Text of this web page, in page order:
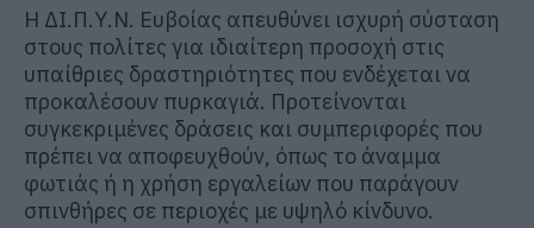
Η ΔΙ.Π.Υ.Ν. Ευβοίας απευθύνει ισχυρή σύσταση
στους πολίτες για ιδιαίτερη προσοχή στις
υπαίθριες δραστηριότητες που ενδέχεται να
προκαλέσουν πυρκαγιά. Προτείνονται
συγκεκριμένες δράσεις και συμπεριφορές που
πρέπει να αποφευχθούν, όπως το άναμμα
φωτιάς ή η χρήση εργαλείων που παράγουν
σπινθήρες σε περιοχές με υψηλό κίνδυνο.